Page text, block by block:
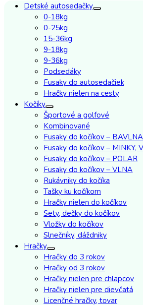
Detské autosedačky
0-18kg
0-25kg
15-36kg
9-18kg
9-36kg
Podsedáky
Fusaky do autosedačiek
Hračky nielen na cesty
Kočíky
Športové a golfové
Kombinované
Fusaky do kočíkov – BAVLNA
Fusaky do kočíkov – MINKY,
Fusaky do kočíkov – POLAR
Fusaky do kočíkov – VLNA
Rukávniky do kočíka
Tašky ku kočíkom
Hračky nielen do kočíkov
Sety, dečky do kočíkov
Vložky do kočíkov
Slnečníky, dáždniky
Hračky
Hračky do 3 rokov
Hračky od 3 rokov
Hračky nielen pre chlapcov
Hračky nielen pre dievčatá
Licenčné hračky, tovar